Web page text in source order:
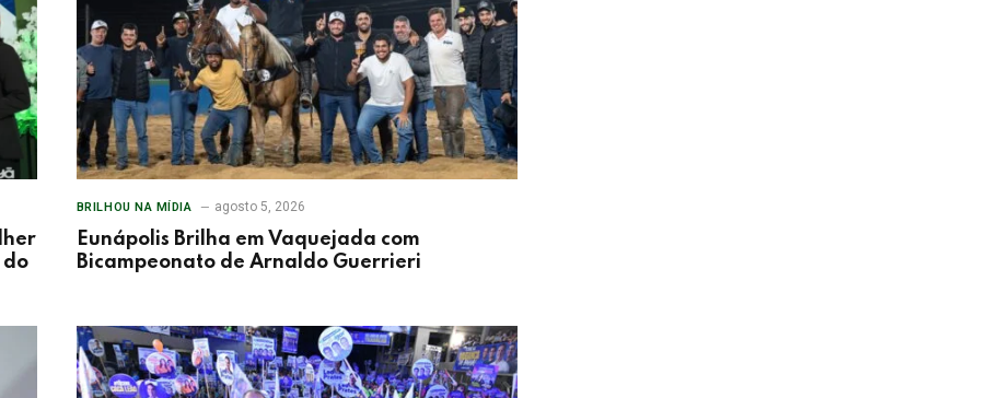
do
BRILHOU NA MÍDIA agosto 5, 2026
Eunápolis Brilha em Vaquejada com
Bicampeonato de Arnaldo Guerrieri